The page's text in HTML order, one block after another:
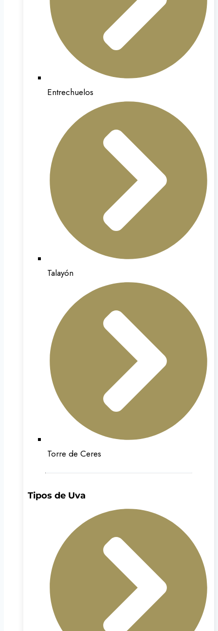
Entrechuelos
Talayón
Torre de Ceres
Tipos de Uva